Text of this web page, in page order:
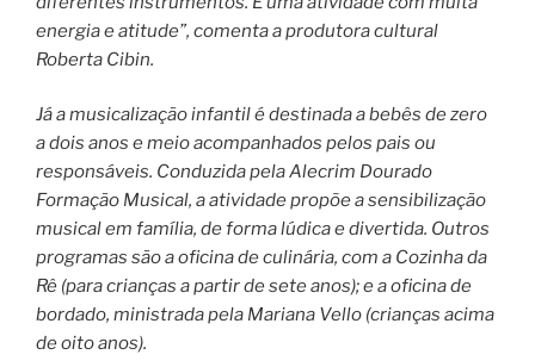
energia e atitude”, comenta a produtora cultural
Roberta Cibin.
Já a musicalização infantil é destinada a bebês de zero
a dois anos e meio acompanhados pelos pais ou
responsáveis. Conduzida pela Alecrim Dourado
Formação Musical, a atividade propõe a sensibilização
musical em família, de forma lúdica e divertida. Outros
programas são a oficina de culinária, com a Cozinha da
Rê (para crianças a partir de sete anos); e a oficina de
bordado, ministrada pela Mariana Vello (crianças acima
de oito anos).